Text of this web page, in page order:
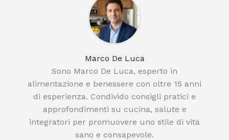
Marco De Luca
Sono Marco De Luca, esperto in
alimentazione e benessere con oltre 15 anni
di esperienza. Condivido consigli pratici e
approfondimenti su cucina, salute e
integratori per promuovere uno stile di vita
sano e consapevole.